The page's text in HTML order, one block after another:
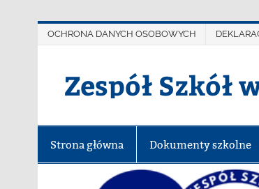
OCHRONA DANYCH OSOBOWYCH
Zespół Szkół
Strona główna Dokumenty szkolne